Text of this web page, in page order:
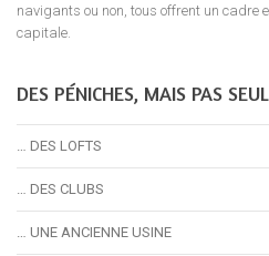
navigants ou non, tous offrent un cadre
capitale.
DES PÉNICHES, MAIS PAS
… DES LOFTS
… DES CLUBS
… UNE ANCIENNE USINE